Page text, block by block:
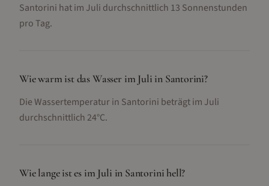
Santorini hat im Juli durchschnittlich 13 Sonnenstunden
pro Tag.
Wie warm ist das Wasser im Juli in Santorini?
Die Wassertemperatur in Santorini beträgt im Juli
durchschnittlich 24°C.
Wie lange ist es im Juli in Santorini hell?